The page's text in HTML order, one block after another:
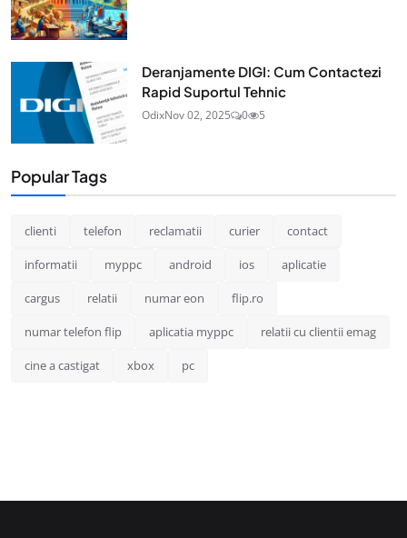
Deranjamente DIGI: Cum Contactezi
Rapid Suportul Tehnic
OdixNov 02, 2025 0 5
Popular Tags
clienti telefon reclamatii curier contact
informatii myppc android ios aplicatie
cargus relatii numar eon flip.ro
numar telefon flip aplicatia myppc relatii cu clientii emag
cine a castigat xbox pc